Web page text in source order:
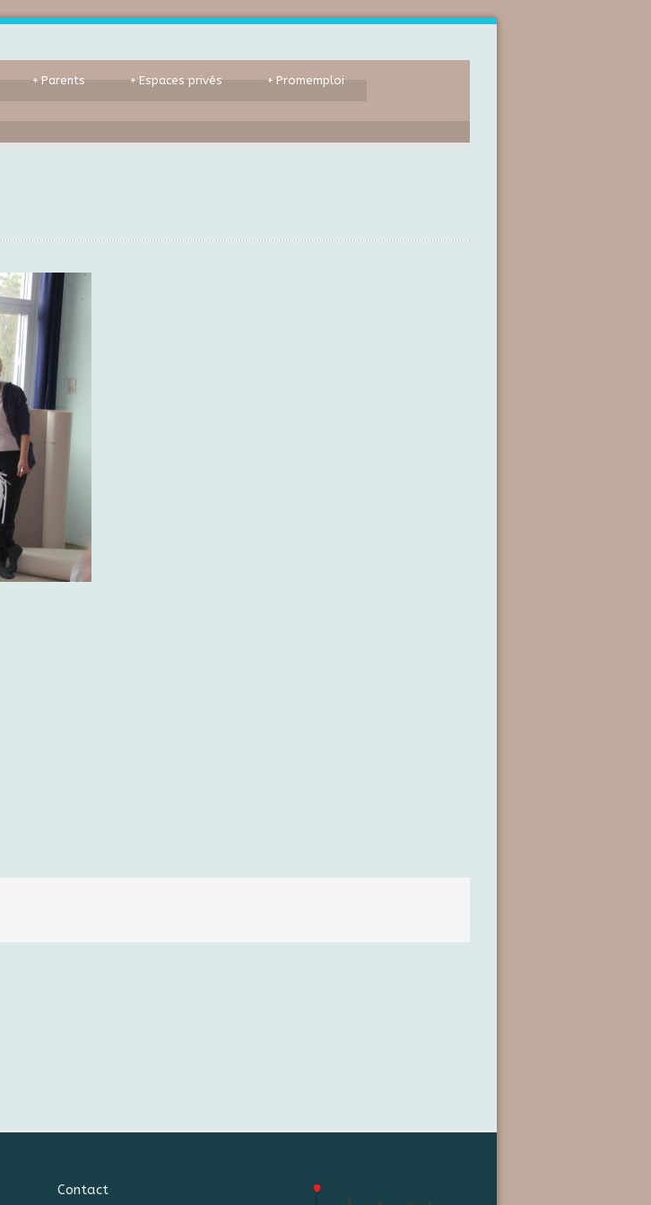
Parents
+ Espaces privés
+ Promemploi
+
Contact